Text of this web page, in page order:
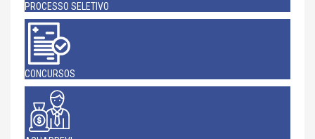
PROCESSO SELETIVO
CONCURSOS